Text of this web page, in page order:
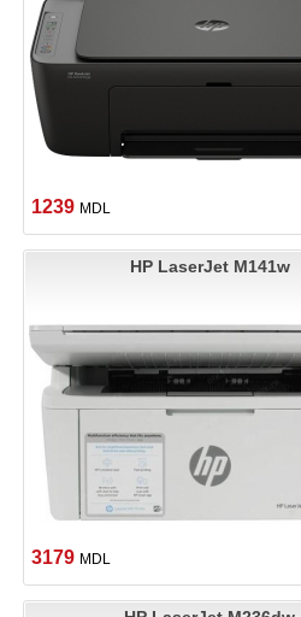
1239 MDL
HP LaserJet M141w
3179 MDL